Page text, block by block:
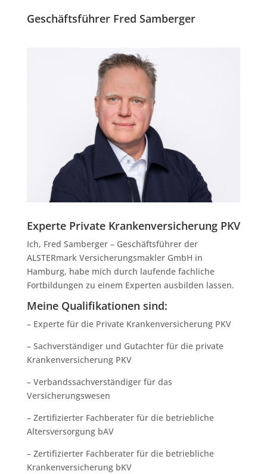
Geschäftsführer Fred Samberger
Experte Private Krankenversicherung PKV
Ich, Fred Samberger – Geschäftsführer der
ALSTERmark Versicherungsmakler GmbH in
Hamburg, habe mich durch laufende fachliche
Fortbildungen zu einem Experten ausbilden lassen.
Meine Qualifikationen sind:
– Experte für die Private Krankenversicherung PKV
– Sachverständiger und Gutachter für die private
Krankenversicherung PKV
– Verbandssachverständiger für das
Versicherungswesen
– Zertifizierter Fachberater für die betriebliche
Altersversorgung bAV
– Zertifizierter Fachberater für die betriebliche
Krankenversicherung bKV